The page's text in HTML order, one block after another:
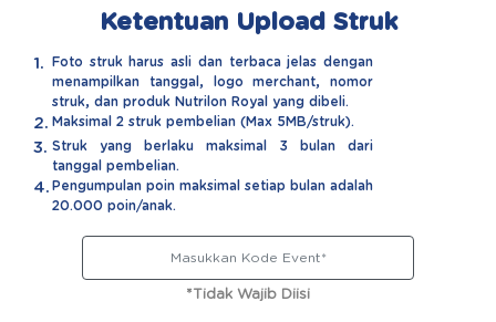
Ketentuan Upload Struk
1.
Foto struk harus asli dan terbaca jelas dengan
menampilkan tanggal, logo merchant, nomor
struk, dan produk Nutrilon Royal yang dibeli.
2. Maksimal 2 struk pembelian (Max 5MB/struk).
3. Struk yang berlaku maksimal 3 bulan dari
tanggal pembelian.
4. Pengumpulan poin maksimal setiap bulan adalah
20.000 poin/anak.
*Tidak Wajib Diisi